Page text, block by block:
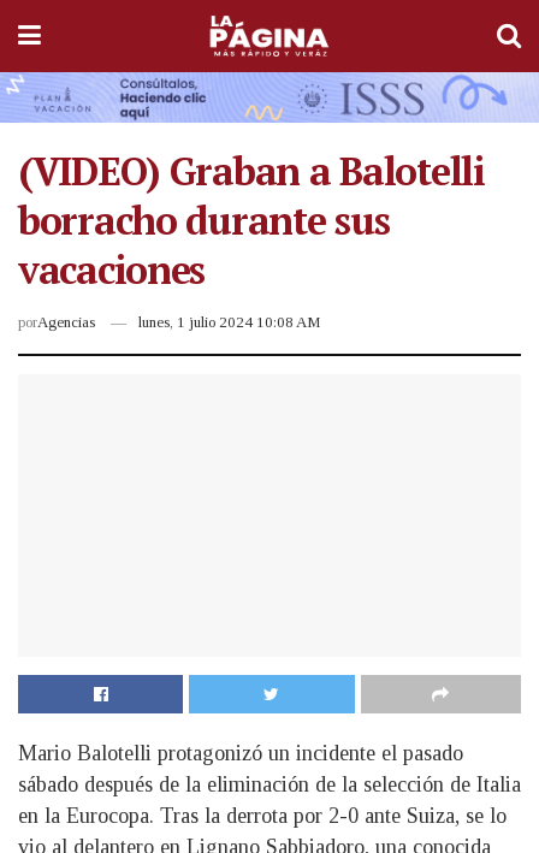
(VIDEO) Graban a Balotelli
borracho durante sus
vacaciones
porAgencias lunes, 1 julio 2024 10:08 AM
Mario Balotelli protagonizó un incidente el pasado
sábado después de la eliminación de la selección de Italia
en la Eurocopa. Tras la derrota por 2-0 ante Suiza, se lo
vio al delantero en Lignano Sabbiadoro, una conocida